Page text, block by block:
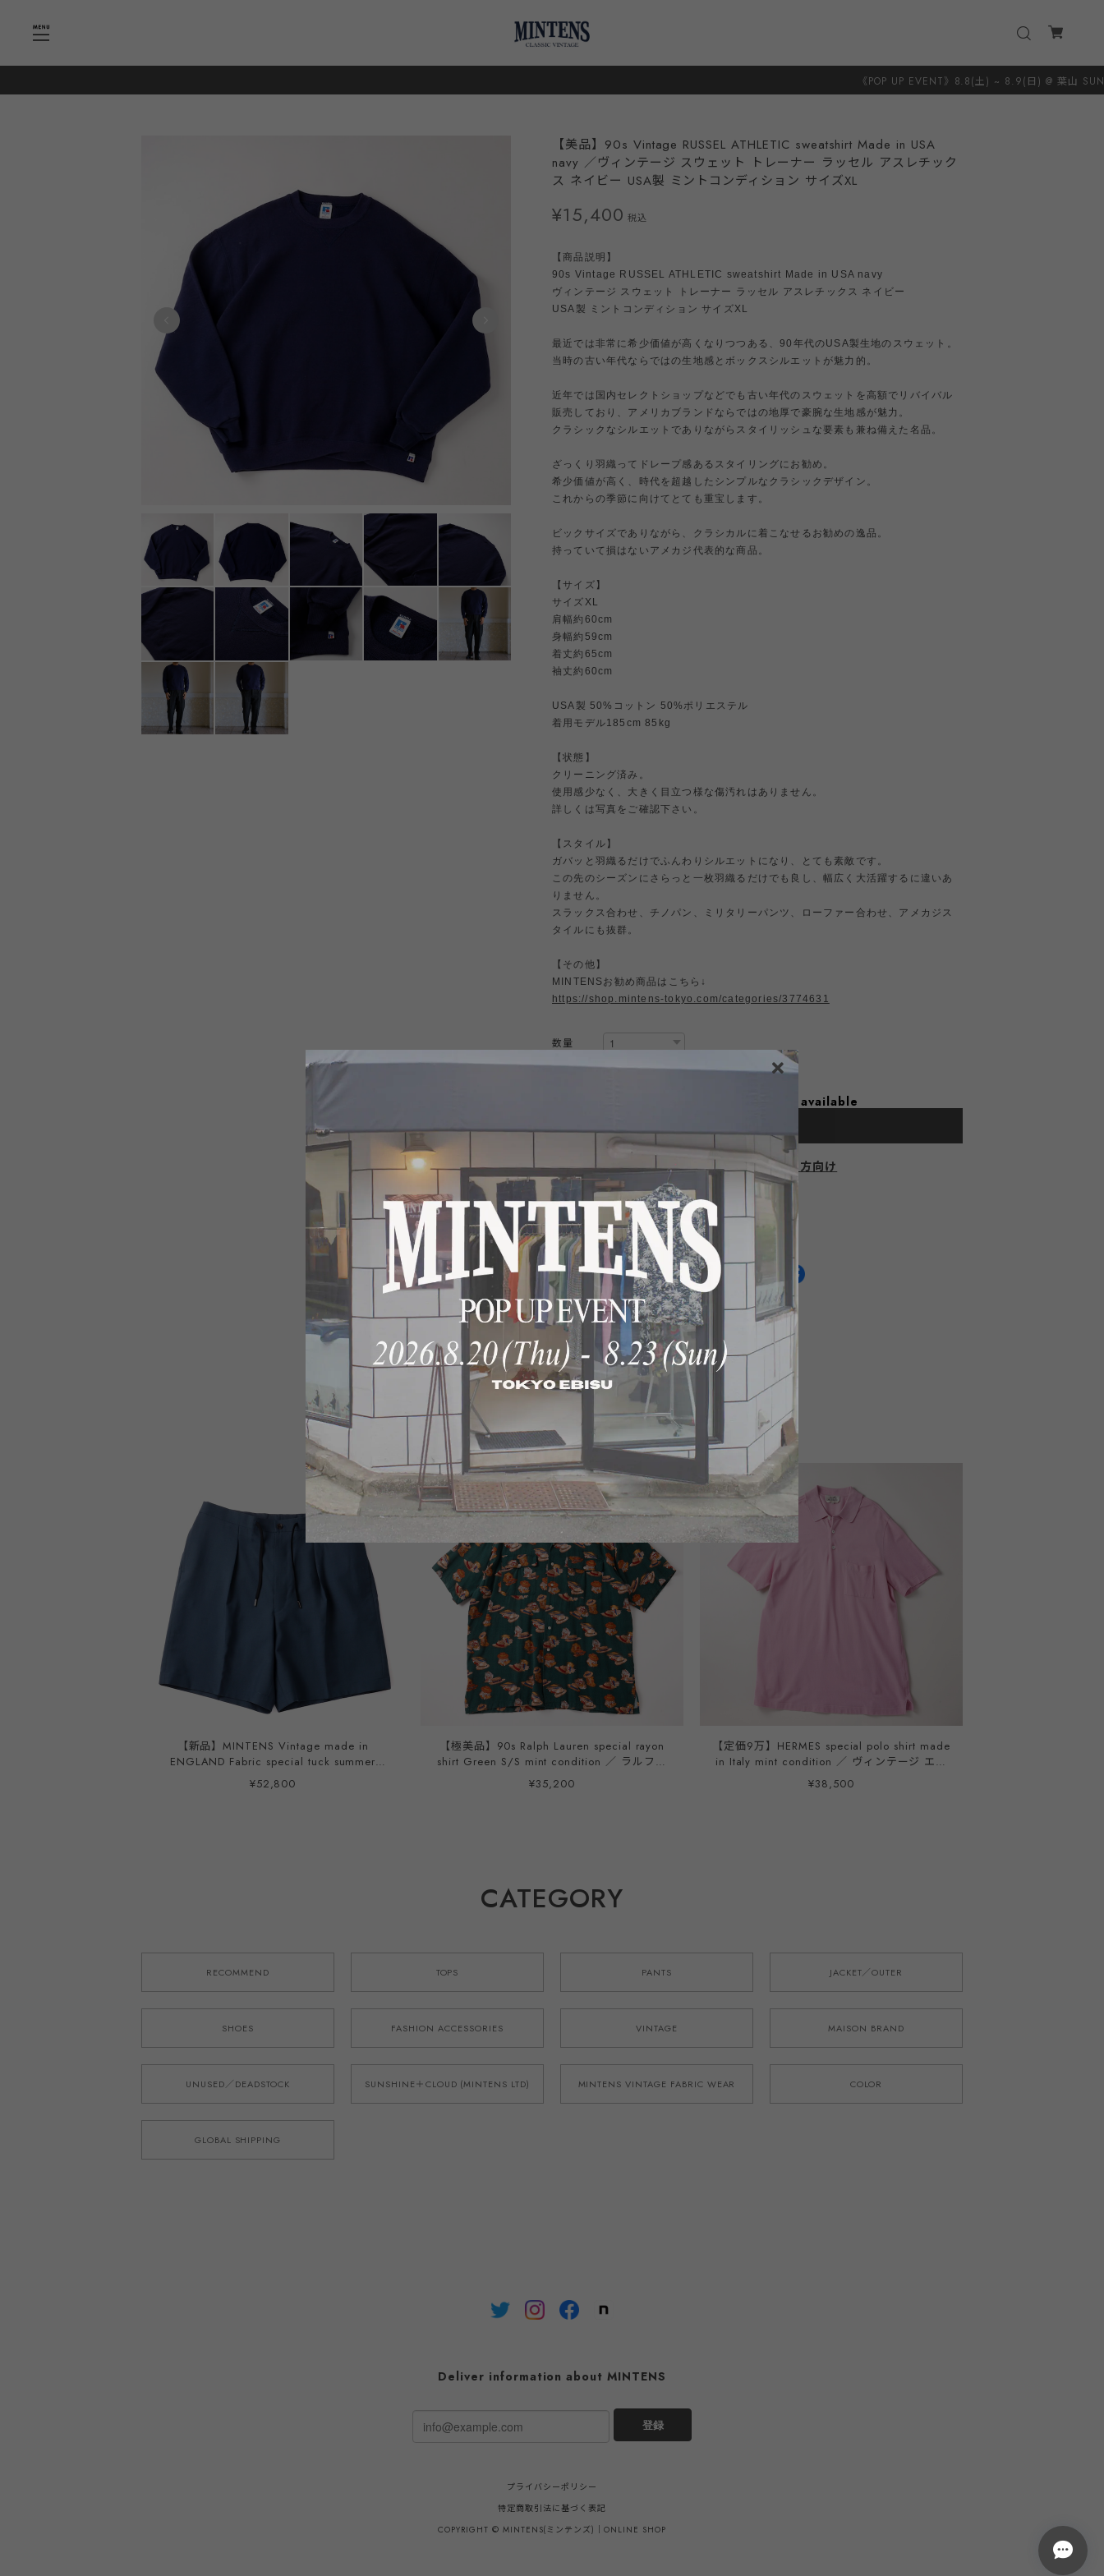
《POP UP EVENT》8.8(土) ~ 8.9(日) @ 葉山 SUNSHINE＋
【美品】90s Vintage RUSSEL ATHLETIC sweatshirt Made in USA
navy ／ヴィンテージ スウェット トレーナー ラッセル アスレチック
ス ネイビー USA製 ミントコンディション サイズXL
¥15,400 税込
【商品説明】
90s Vintage RUSSEL ATHLETIC sweatshirt Made in USA navy
ヴィンテージ スウェット トレーナー ラッセル アスレチックス ネイビー
USA製 ミントコンディション サイズXL
最近では非常に希少価値が高くなりつつある、90年代のUSA製生地のスウェット。
当時の古い年代ならではの生地感とボックスシルエットが魅力的。
近年では国内セレクトショップなどでも古い年代のスウェットを高額でリバイバル
販売しており、アメリカブランドならではの地厚で豪腕な生地感が魅力。
クラシックなシルエットでありながらスタイリッシュな要素も兼ね備えた名品。
ざっくり羽織ってドレープ感あるスタイリングにお勧め。
希少価値が高く、時代を超越したシンプルなクラシックデザイン。
これからの季節に向けてとても重宝します。
ビックサイズでありながら、クラシカルに着こなせるお勧めの逸品。
持っていて損はないアメカジ代表的な商品。
【サイズ】
サイズXL
肩幅約60cm
身幅約59cm
着丈約65cm
袖丈約60cm
USA製 50%コットン 50%ポリエステル
着用モデル185cm 85kg
【状態】
クリーニング済み。
使用感少なく、大きく目立つ様な傷汚れはありません。
詳しくは写真をご確認下さい。
【スタイル】
ガバッと羽織るだけでふんわりシルエットになり、とても素敵です。
この先のシーズンにさらっと一枚羽織るだけでも良し、幅広く大活躍するに違いあ
りません。
スラックス合わせ、チノパン、ミリタリーパンツ、ローファー合わせ、アメカジス
タイルにも抜群。
【その他】
MINTENSお勧め商品はこちら↓
https://shop.mintens-tokyo.com/categories/3774631
数量
International shipping available
日本国内にお住まいの方向け
通報する
RELATED ITEMS
【新品】MINTENS Vintage made in
ENGLAND Fabric special tuck summer
shorts made in JAPAN French military M52
¥52,800
【極美品】90s Ralph Lauren special rayon
shirt Green S/S mint condition ／ ラルフロ
ーレン スペシャル レーヨン シャツ 半袖 グ
リーン サイズL サマーシャツ 夏服 ミントコ
¥35,200
【定価9万】HERMES special polo shirt made
in Italy mint condition ／ ヴィンテージ エル
メス スペシャル ポロシャツ ピンク 半袖 イ
タリア製 サイズL ミントコンディション
¥38,500
CATEGORY
RECOMMEND TOPS PANTS JACKET／OUTER
SHOES FASHION ACCESSORIES VINTAGE MAISON BRAND
UNUSED／DEADSTOCK SUNSHINE＋CLOUD (MINTENS LTD) MINTENS VINTAGE FABRIC WEAR COLOR
GLOBAL SHIPPING
Deliver information about MINTENS
登録
プライバシーポリシー
特定商取引法に基づく表記
COPYRIGHT © MINTENS(ミンテンズ)｜ONLINE SHOP